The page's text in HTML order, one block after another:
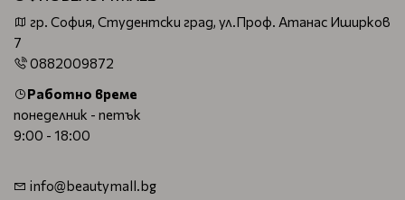
гр. София, Студентски град, ул.Проф. Атанас Иширков
7
0882009872
Работно време
понеделник - петък
9:00 - 18:00
info@beautymall.bg